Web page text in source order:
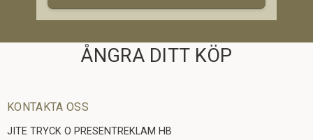
ÅNGRA DITT KÖP
KONTAKTA OSS
JITE TRYCK O PRESENTREKLAM HB